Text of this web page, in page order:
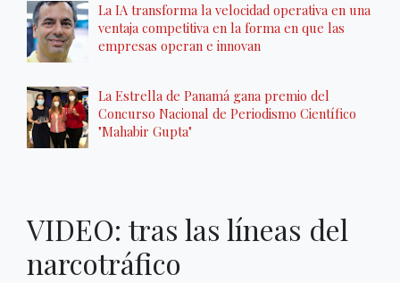
La IA transforma la velocidad operativa en una
ventaja competitiva en la forma en que las
empresas operan e innovan
La Estrella de Panamá gana premio del
Concurso Nacional de Periodismo Científico
"Mahabir Gupta"
VIDEO: tras las líneas del
narcotráfico